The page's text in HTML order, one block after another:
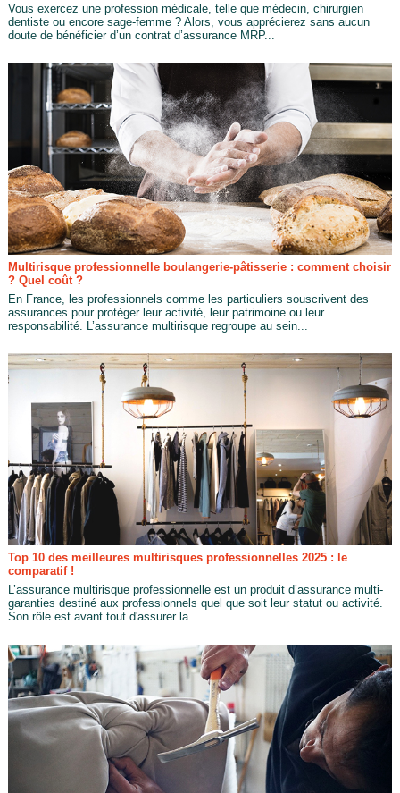
Vous exercez une profession médicale, telle que médecin, chirurgien
dentiste ou encore sage-femme ? Alors, vous apprécierez sans aucun
doute de bénéficier d’un contrat d’assurance MRP...
Multirisque professionnelle boulangerie-pâtisserie : comment choisir
? Quel coût ?
En France, les professionnels comme les particuliers souscrivent des
assurances pour protéger leur activité, leur patrimoine ou leur
responsabilité. L’assurance multirisque regroupe au sein...
Top 10 des meilleures multirisques professionnelles 2025 : le
comparatif !
L’assurance multirisque professionnelle est un produit d’assurance multi-
garanties destiné aux professionnels quel que soit leur statut ou activité.
Son rôle est avant tout d'assurer la...